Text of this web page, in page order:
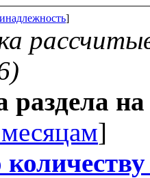
]
раздела
]